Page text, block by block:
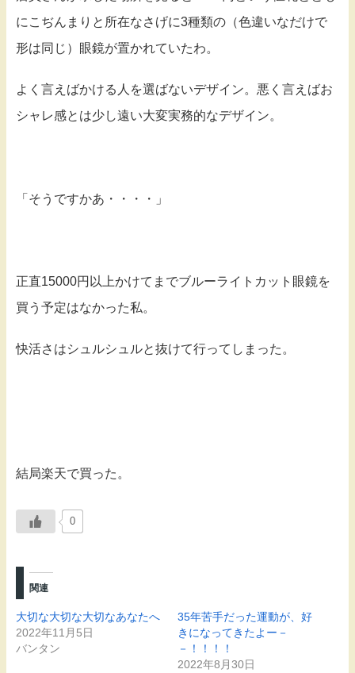
にこぢんまりと所在なさげに3種類の（色違いなだけで
形は同じ）眼鏡が置かれていたわ。
よく言えばかける人を選ばないデザイン。悪く言えばお
シャレ感とは少し遠い大変実務的なデザイン。
「そうですかあ・・・・」
正直15000円以上かけてまでブルーライトカット眼鏡を
買う予定はなかった私。
快活さはシュルシュルと抜けて行ってしまった。
結局楽天で買った。
0
関連
大切な大切な大切なあなたへ
2022年11月5日
バンタン
35年苦手だった運動が、好
きになってきたよー－
－！！！！
2022年8月30日